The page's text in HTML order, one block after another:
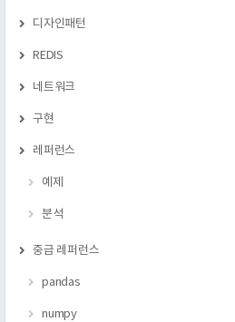
디자인패턴
REDIS
네트워크
구현
레퍼런스
예제
분석
중급 레퍼런스
pandas
numpy